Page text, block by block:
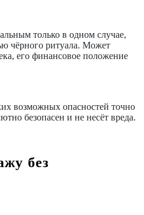
только в одном случае,
чёрного ритуала. Может
его финансовое положение
возможных опасностей точно
безопасен и не несёт вреда.
без